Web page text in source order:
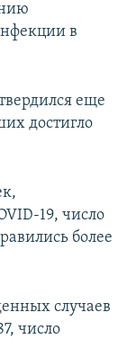
в
еще
достигло
19, число
более
случаев
число